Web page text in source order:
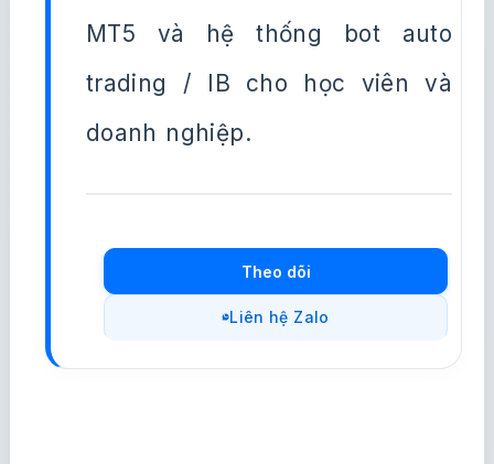
MT5 và hệ thống bot auto
trading / IB cho học viên và
doanh nghiệp.
Theo dõi
Liên hệ Zalo